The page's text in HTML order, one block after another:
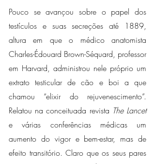
Pouco se avançou sobre o papel dos
testículos e suas secreções até 1889,
altura em que o médico anatomista
Charles-Édouard Brown-Séquard, professor
em Harvard, administrou nele próprio um
extrato testicular de cão e boi a que
chamou “elixir do rejuvenescimento”.
Relatou na conceituada revista The Lancet
e várias conferências médicas um
aumento do vigor e bem-estar, mas de
efeito transitório. Claro que os seus pares